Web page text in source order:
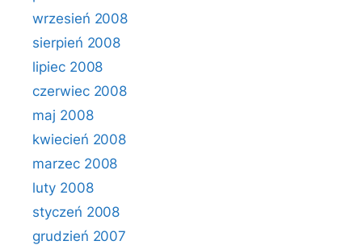
wrzesień 2008
sierpień 2008
lipiec 2008
czerwiec 2008
maj 2008
kwiecień 2008
marzec 2008
luty 2008
styczeń 2008
grudzień 2007